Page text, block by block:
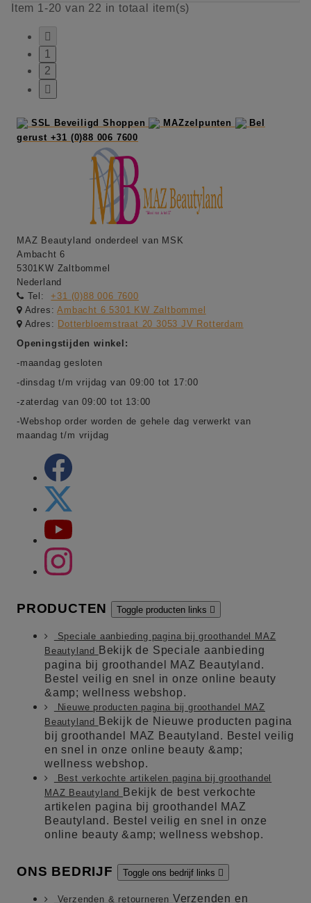
Item 1-20 van 22 in totaal item(s)

1
2

SSL Beveiligd Shoppen MAZzelpunten
Bel
gerust +31 (0)88 006 7600
MAZ Beautyland onderdeel van MSK
Ambacht 6
5301KW Zaltbommel
Nederland
Tel:
+31 (0)88 006 7600
Adres:Ambacht 6 5301 KW Zaltbommel
Adres: Dotterbloemstraat 20 3053 JV Rotterdam
Openingstijden winkel:
-maandag gesloten
-dinsdag t/m vrijdag van 09:00 tot 17:00
-zaterdag van 09:00 tot 13:00
-Webshop order worden de gehele dag verwerkt van
maandag t/m vrijdag
PRODUCTEN Toggle producten links 
Speciale aanbieding pagina bij groothandel MAZ
Beautyland
Bekijk de Speciale aanbieding
pagina bij groothandel MAZ Beautyland.
Bestel veilig en snel in onze online beauty
&amp; wellness webshop.
Nieuwe producten pagina bij groothandel MAZ
Beautyland
Bekijk de Nieuwe producten pagina
bij groothandel MAZ Beautyland. Bestel veilig
en snel in onze online beauty &amp;
wellness webshop.
Best verkochte artikelen pagina bij groothandel
MAZ Beautyland
Bekijk de best verkochte
artikelen pagina bij groothandel MAZ
Beautyland. Bestel veilig en snel in onze
online beauty &amp; wellness webshop.
ONS BEDRIJF Toggle ons bedrijf links 
Verzenden & retourneren Verzenden en